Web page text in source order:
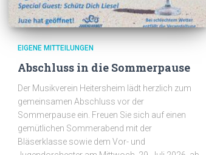
EIGENE MITTEILUNGEN
Abschluss in die Sommerpause
Der Musikverein Heitersheim lädt herzlich zum
gemeinsamen Abschluss vor der
Sommerpause ein. Freuen Sie sich auf einen
gemütlichen Sommerabend mit der
Bläserklasse sowie dem Vor- und